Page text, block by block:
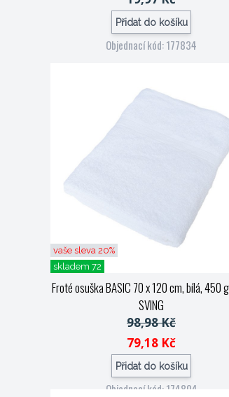
Přidat do košíku
Objednací kód: 177834
vaše sleva 20%
skladem 72
Froté osuška BASIC 70 x 120 cm, bílá, 450
SVING
98,98 Kč
79,18 Kč
Přidat do košíku
Objednací kód: 174804